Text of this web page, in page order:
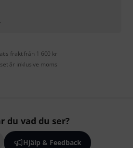
frakt från 1 600 kr
är inklusive moms
du vad du ser?
Hjälp & Feedback